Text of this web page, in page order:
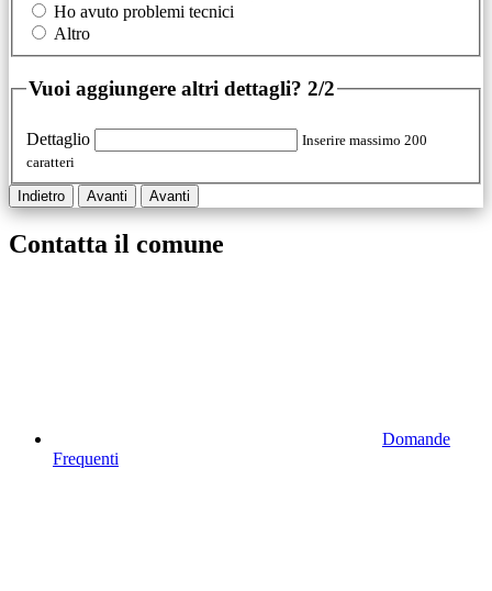
Ho avuto problemi tecnici
Altro
Vuoi aggiungere altri dettagli? 2/2
Dettaglio
Inserire massimo 200
caratteri
Indietro Avanti Avanti
Contatta il comune
Domande
Frequenti